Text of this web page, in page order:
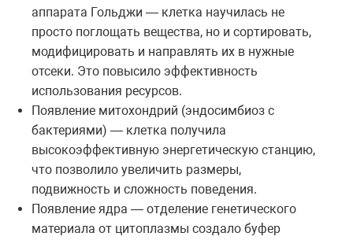
аппарата Гольджи — клетка научилась не
просто поглощать вещества, но и сортировать,
модифицировать и направлять их в нужные
отсеки. Это повысило эффективность
использования ресурсов.
Появление митохондрий (эндосимбиоз с
бактериями) — клетка получила
высокоэффективную энергетическую станцию,
что позволило увеличить размеры,
подвижность и сложность поведения.
Появление ядра — отделение генетического
материала от цитоплазмы создало буфер